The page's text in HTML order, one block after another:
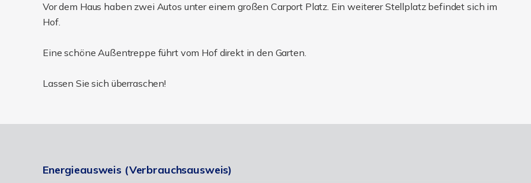
Vor dem Haus haben zwei Autos unter einem großen Carport Platz. Ein weiterer Stellplatz befindet sich im
Hof.
Eine schöne Außentreppe führt vom Hof direkt in den Garten.
Lassen Sie sich überraschen!
Energieausweis (Verbrauchsausweis)